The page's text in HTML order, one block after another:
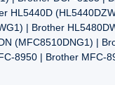
| Brother
(MFC8510DNG1) |
8950 | Brother